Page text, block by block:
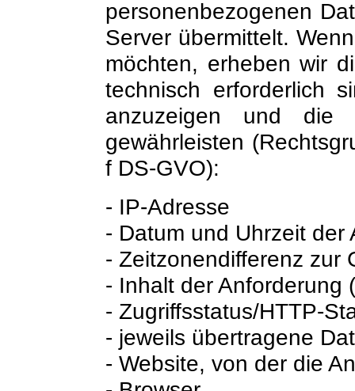
personenbezogenen
Server übermittelt.
möchten, erheben wir
technisch erforderlich
anzuzeigen und die
gewährleisten
f DS-GVO):
- IP-Adresse
- Datum und Uhrzeit der
- Zeitzonendifferenz zur
- Inhalt der Anforderung
- Zugriffsstatus/HTTP-
- jeweils übertragene
- Website, von der die